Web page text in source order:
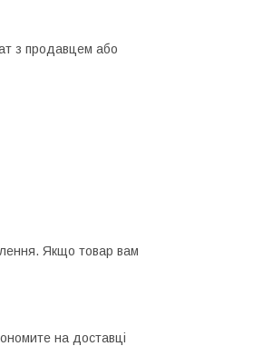
з продавцем або
Якщо товар вам
на доставці